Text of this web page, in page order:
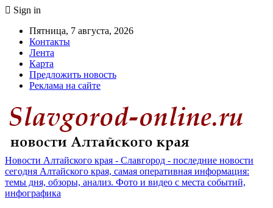
Sign in
Пятница, 7 августа, 2026
Контакты
Лента
Карта
Предложить новость
Реклама на сайте
Новости Алтайского края - Славгород - последние новости
сегодня Алтайского края, самая оперативная информация:
темы дня, обзоры, анализ. Фото и видео с места событий,
инфографика